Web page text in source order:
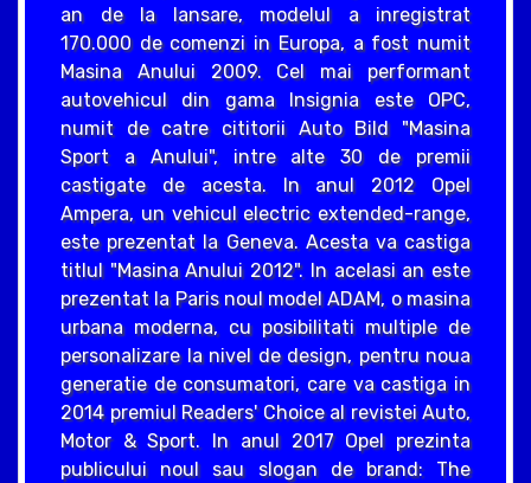
an de la lansare, modelul a inregistrat
170.000 de comenzi in Europa, a fost numit
Masina Anului 2009. Cel mai performant
autovehicul din gama Insignia este OPC,
numit de catre cititorii Auto Bild "Masina
Sport a Anului", intre alte 30 de premii
castigate de acesta. In anul 2012 Opel
Ampera, un vehicul electric extended-range,
este prezentat la Geneva. Acesta va castiga
titlul "Masina Anului 2012". In acelasi an este
prezentat la Paris noul model ADAM, o masina
urbana moderna, cu posibilitati multiple de
personalizare la nivel de design, pentru noua
generatie de consumatori, care va castiga in
2014 premiul Readers' Choice al revistei Auto,
Motor & Sport. In anul 2017 Opel prezinta
publicului noul sau slogan de brand: The